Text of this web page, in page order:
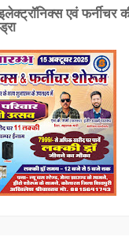
एवं फर्नीचर